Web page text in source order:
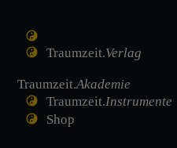
Traumzeit.Verlag
Traumzeit.Akademie
Traumzeit.Instrumente
Shop